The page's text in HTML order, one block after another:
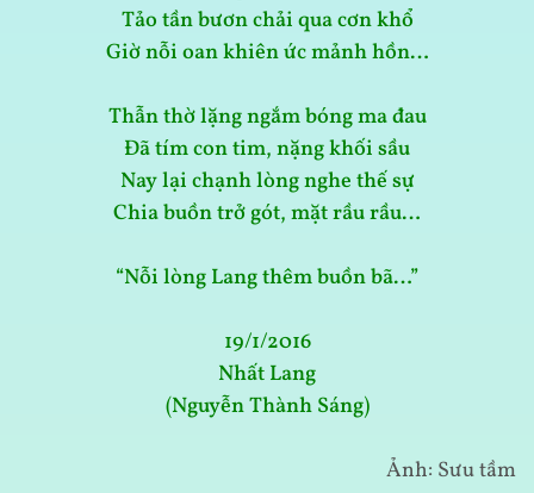
Tảo tần bươn chải qua cơn khổ
Giờ nỗi oan khiên ức mảnh hồn…
Thẫn thờ lặng ngắm bóng ma đau
Đã tím con tim, nặng khối sầu
Nay lại chạnh lòng nghe thế sự
Chia buồn trở gót, mặt rầu rầu…
“Nỗi lòng Lang thêm buồn bã…”
19/1/2016
Nhất Lang
(Nguyễn Thành Sáng)
Ảnh: Sưu tầm